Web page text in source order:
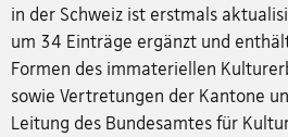
in der Schweiz ist erstmals
um 34 Einträge ergänzt und
Formen des immateriellen
sowie Vertretungen der Kantone
Leitung des Bundesamtes für